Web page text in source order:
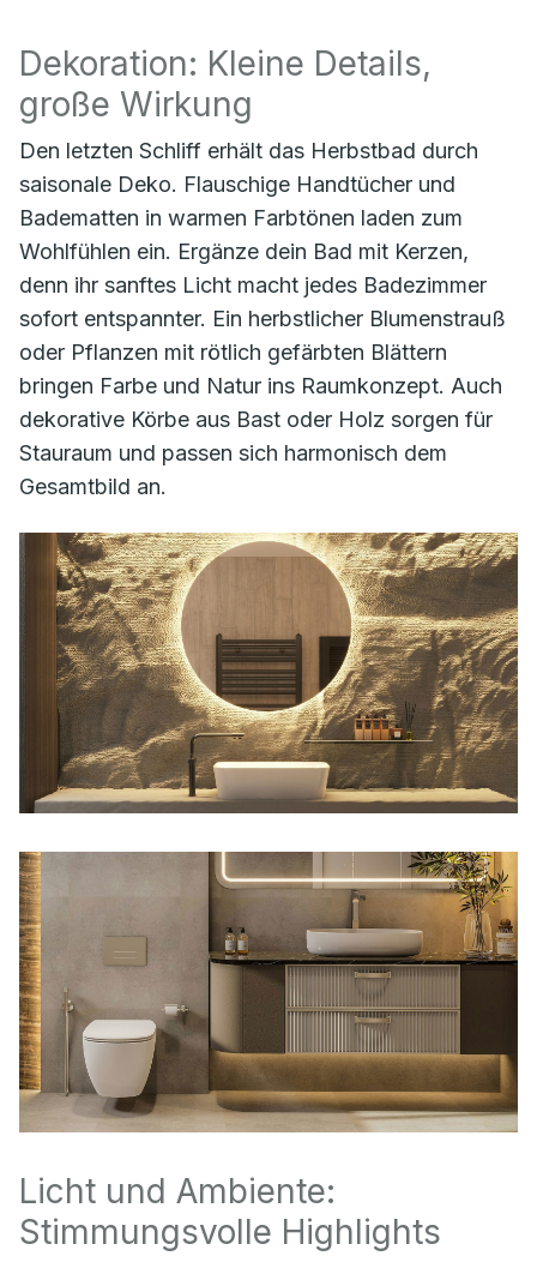
Dekoration: Kleine Details,
große Wirkung
Den letzten Schliff erhält das Herbstbad durch
saisonale Deko. Flauschige Handtücher und
Badematten in warmen Farbtönen laden zum
Wohlfühlen ein. Ergänze dein Bad mit Kerzen,
denn ihr sanftes Licht macht jedes Badezimmer
sofort entspannter. Ein herbstlicher Blumenstrauß
oder Pflanzen mit rötlich gefärbten Blättern
bringen Farbe und Natur ins Raumkonzept. Auch
dekorative Körbe aus Bast oder Holz sorgen für
Stauraum und passen sich harmonisch dem
Gesamtbild an.
Licht und Ambiente:
Stimmungsvolle Highlights